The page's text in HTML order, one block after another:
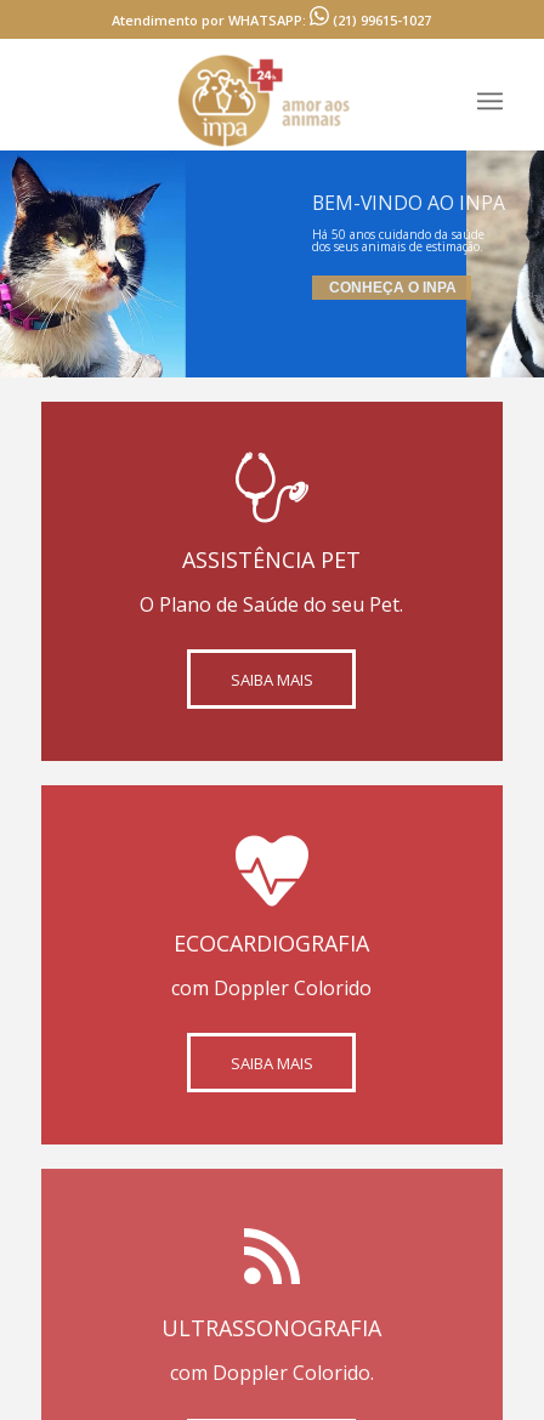
Atendimento por WHATSAPP: (21) 99615-1027
ASSISTÊNCIA PET
O Plano de Saúde do seu Pet.
SAIBA MAIS
ECOCARDIOGRAFIA
com Doppler Colorido
SAIBA MAIS
ULTRASSONOGRAFIA
com Doppler Colorido.